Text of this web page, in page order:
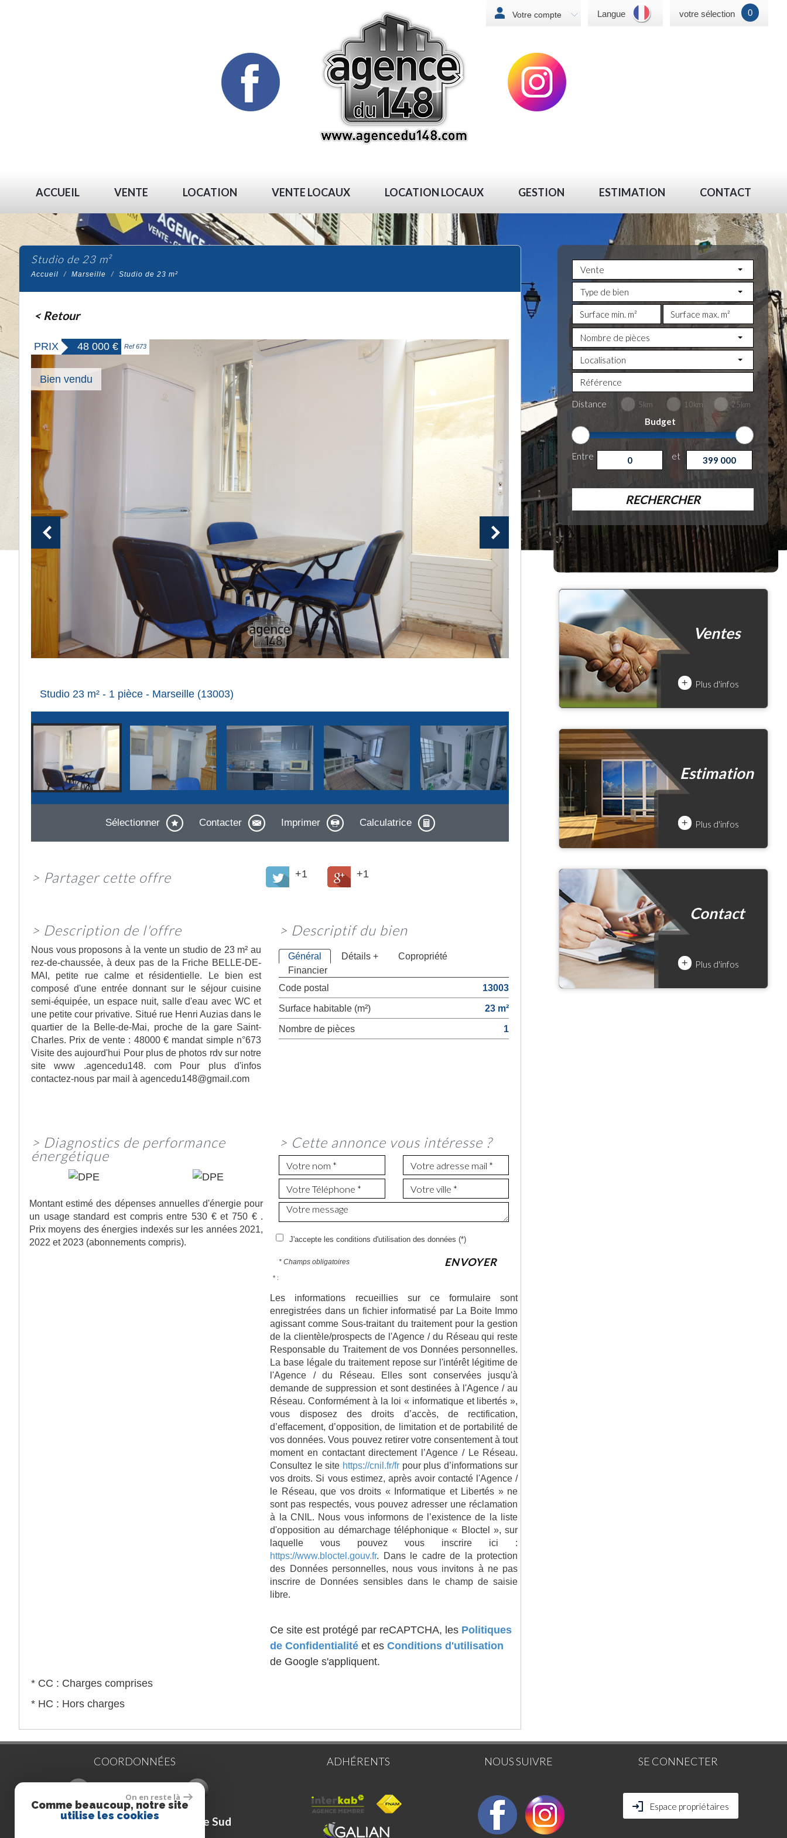
Votre compte Langue votre sélection 0
ACCUEIL VENTE LOCATION VENTE LOCAUX LOCATION LOCAUX GESTION ESTIMATION CONTACT
Vente
Type de bien
Nombre de pièces
Localisation
Distance 5km 10km
25km
Budget
Entre et
RECHERCHER
studio de 23 m²
Accueil Marseille Studio de 23 m²
< Retour
Studio 23 m² - 1 pièce - Marseille (13003)
PRIX 48 000 € Ref 673
Bien vendu
Sélectionner Contacter Imprimer Calculatrice
> Partager cette offre +1 +1
> Description de l'offre
Nous vous proposons à la vente un studio de 23 m² au
rez-de-chaussée, à deux pas de la Friche BELLE-DE-
MAI, petite rue calme et résidentielle. Le bien est
composé d'une entrée donnant sur le séjour cuisine
semi-équipée, un espace nuit, salle d'eau avec WC et
une petite cour privative. Situé rue Henri Auzias dans le
quartier de la Belle-de-Mai, proche de la gare Saint-
Charles. Prix de vente : 48000 € mandat simple n°673
Visite des aujourd'hui Pour plus de photos rdv sur notre
site www .agencedu148. com Pour plus d'infos
contactez-nous par mail à agencedu148@gmail.com
> Descriptif du bien
Général Détails +
Copropriété
Financier
Code postal
13003
Surface habitable (m²)
23 m²
Nombre de pièces
1
> Diagnostics de performance
énergétique
Montant estimé des dépenses annuelles d'énergie pour
un usage standard est compris entre 530 € et 750 € .
Prix moyens des énergies indexés sur les années 2021,
2022 et 2023 (abonnements compris).
> Cette annonce vous intéresse ?
J'accepte les conditions d'utilisation des données (*)
* Champs obligatoires ENVOYER
* :
Les informations recueillies sur ce formulaire sont
enregistrées dans un fichier informatisé par La Boite Immo
agissant comme Sous-traitant du traitement pour la gestion
de la clientèle/prospects de l'Agence / du Réseau qui reste
Responsable du Traitement de vos Données personnelles.
La base légale du traitement repose sur l'intérêt légitime de
l'Agence / du Réseau. Elles sont conservées jusqu'à
demande de suppression et sont destinées à l'Agence / au
Réseau. Conformément à la loi « informatique et libertés »,
vous disposez des droits d’accès, de rectification,
d’effacement, d’opposition, de limitation et de portabilité de
vos données. Vous pouvez retirer votre consentement à tout
moment en contactant directement l’Agence / Le Réseau.
Consultez le site https://cnil.fr/frpour plus d’informations sur
vos droits. Si vous estimez, après avoir contacté l'Agence /
le Réseau, que vos droits « Informatique et Libertés » ne
sont pas respectés, vous pouvez adresser une réclamation
à la CNIL. Nous vous informons de l’existence de la liste
d'opposition au démarchage téléphonique « Bloctel », sur
laquelle vous pouvez vous inscrire ici :
https://www.bloctel.gouv.fr. Dans le cadre de la protection
des Données personnelles, nous vous invitons à ne pas
inscrire de Données sensibles dans le champ de saisie
libre.
Ce site est protégé par reCAPTCHA, les Politiques
de Confidentialité et esConditions d'utilisation
de Google s'appliquent.
* CC : Charges comprises
* HC : Hors charges
Ventes
Plus d'infos
+
Estimation
Plus d'infos
+
Contact
Plus d'infos
+
COORDONNÉES
Marseille Nord
Marseille Sud
ADHÉRENTS NOUS SUIVRE SE CONNECTER
Espace propriétaires
On en reste là
Comme beaucoup, notre site
utilise les cookies